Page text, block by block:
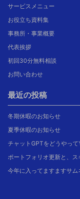
サービスメニュー
お役立ち資料集
事務所・事業概要
代表挨拶
初回30分無料相談
お問い合わせ
最近の投稿
冬期休暇のお知らせ
夏季休暇のお知らせ
チャットGPTをどうやっ
ポートフォリオ更新と、ス
今年に入ってますますサ